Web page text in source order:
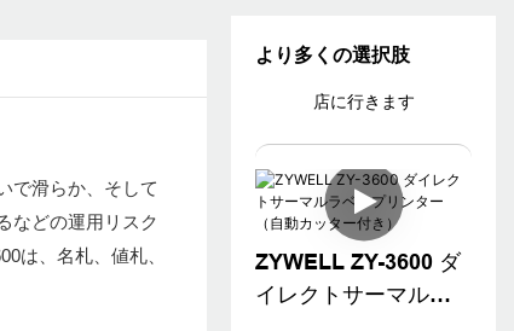
より多くの選択肢
店に行きます
ZYWELL ZY-3600 ダ
イレクトサーマルラ
で滑らか、そして
などの運用リスク
は、名札、値札、